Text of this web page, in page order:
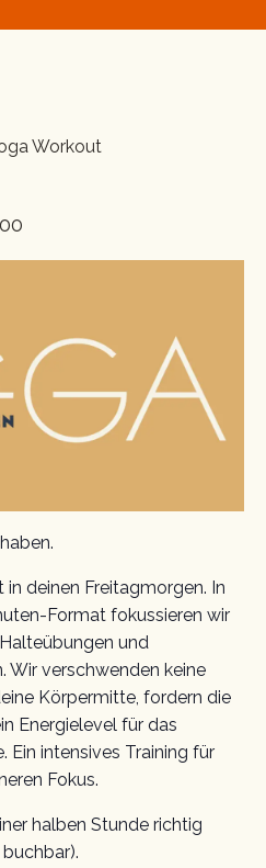
Workout
deinen Freitagmorgen. In
Format fokussieren wir
und
Wir verschwenden keine
Körpermitte, fordern die
Energielevel für das
Ein intensives Training für
Fokus.
halben Stunde richtig